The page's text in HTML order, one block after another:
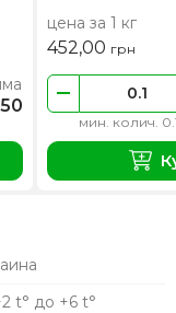
цена за 1 кг
452,00 грн
мин. колич.
t° до +6 t°